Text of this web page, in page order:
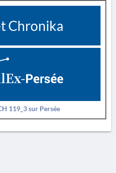
Chronika
119_3 sur Persée